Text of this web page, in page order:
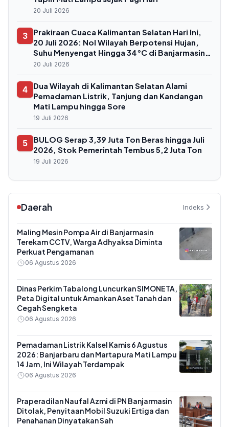
20 Juli 2026
3
Prakiraan Cuaca Kalimantan Selatan Hari Ini,
20 Juli 2026: Nol Wilayah Berpotensi Hujan,
Suhu Menyengat Hingga 34°C di Banjarmasin
dan Tabalong
20 Juli 2026
4
Dua Wilayah di Kalimantan Selatan Alami
Pemadaman Listrik, Tanjung dan Kandangan
Mati Lampu hingga Sore
19 Juli 2026
5
BULOG Serap 3,39 Juta Ton Beras hingga Juli
2026, Stok Pemerintah Tembus 5,2 Juta Ton
19 Juli 2026
Daerah Indeks
Maling Mesin Pompa Air di Banjarmasin
Terekam CCTV, Warga Adhyaksa Diminta
Perkuat Pengamanan
06 Agustus 2026
Dinas Perkim Tabalong Luncurkan SIMONETA,
Peta Digital untuk Amankan Aset Tanah dan
Cegah Sengketa
06 Agustus 2026
Pemadaman Listrik Kalsel Kamis 6 Agustus
2026: Banjarbaru dan Martapura Mati Lampu
14 Jam, Ini Wilayah Terdampak
06 Agustus 2026
Praperadilan Naufal Azmi di PN Banjarmasin
Ditolak, Penyitaan Mobil Suzuki Ertiga dan
Penahanan Dinyatakan Sah